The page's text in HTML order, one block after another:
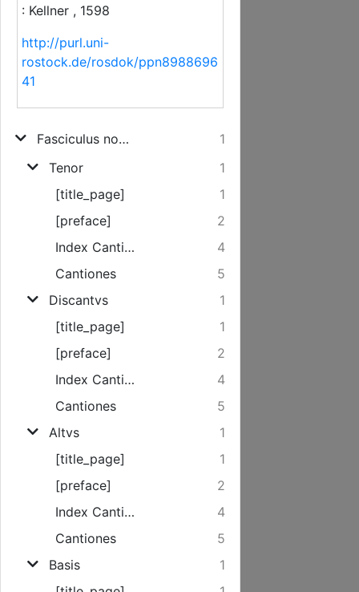
: Kellner , 1598
http://purl.uni-
rostock.de/rosdok/ppn8988696
41
Fasciculus novuscontinens dicta insigniora ex evangeliis diervm cvm festorvm tvm dominicorvm, intra Pentecostes et Adventus ferias contentorum, desumta & quinarum vocum concentu, XII. Glareani modis indubitatis attemperato
1
Tenor
1
[title_page]
1
[preface]
2
Index Cantionum...
4
Cantiones
5
Discantvs
1
[title_page]
1
[preface]
2
Index Cantionum...
4
Cantiones
5
Altvs
1
[title_page]
1
[preface]
2
Index Cantionum...
4
Cantiones
5
Basis
1